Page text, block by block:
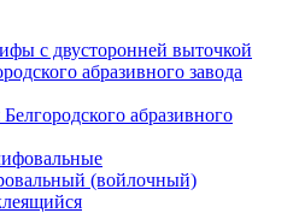
с двусторонней выточкой
абразивного завода
абразивного
(войлочный)